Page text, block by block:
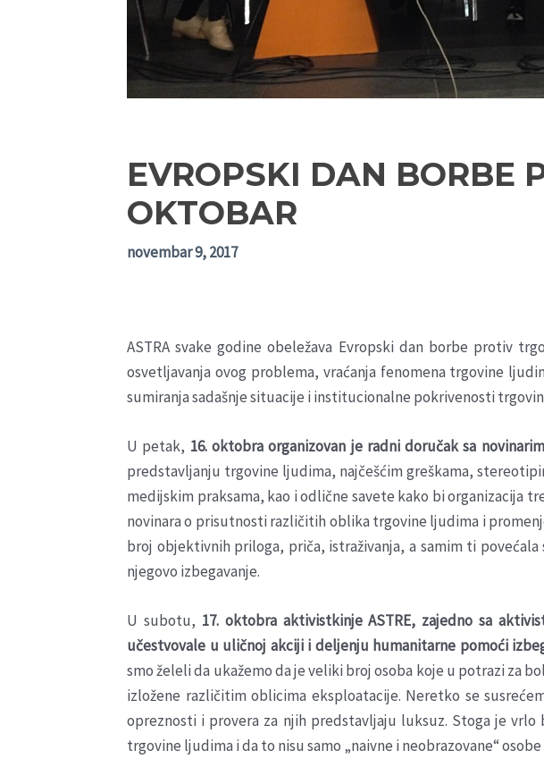
EVROPSKI DAN BORBE
OKTOBAR
novembar 9, 2017
ASTRA svake godine obeležava Evropski dan borbe protiv
osvetljavanja ovog problema, vraćanja fenomena trgovine
sumiranja sadašnje situacije i institucionalne pokrivenosti
U petak, 16. oktobra organizovan je radni doručak sa
predstavljanju trgovine ljudima, najčešćim greškama,
medijskim praksama, kao i odlične savete kako bi organizacija
novinara o prisutnosti različitih oblika trgovine ljudima i
broj objektivnih priloga, priča, istraživanja, a samim ti
njegovo izbegavanje.
U subotu, 17. oktobra aktivistkinje ASTRE, zajedno sa
učestvovale u uličnoj akciji i deljenju humanitarne pomoći
smo želeli da ukažemo da je veliki broj osoba koje u potrazi za
izložene različitim oblicima eksploatacije. Neretko se
opreznosti i provera za njih predstavljaju luksuz. Stoga je
trgovine ljudima i da to nisu samo „naivne i neobrazovane“